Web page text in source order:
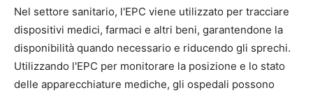
Nel settore sanitario, l'EPC viene utilizzato per tracciare
dispositivi medici, farmaci e altri beni, garantendone la
disponibilità quando necessario e riducendo gli sprechi.
Utilizzando l'EPC per monitorare la posizione e lo stato
delle apparecchiature mediche, gli ospedali possono